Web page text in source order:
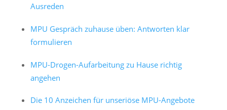
Ausreden
MPU Gespräch zuhause üben: Antworten klar
formulieren
MPU-Drogen-Aufarbeitung zu Hause richtig
angehen
Die 10 Anzeichen für unseriöse MPU-Angebote